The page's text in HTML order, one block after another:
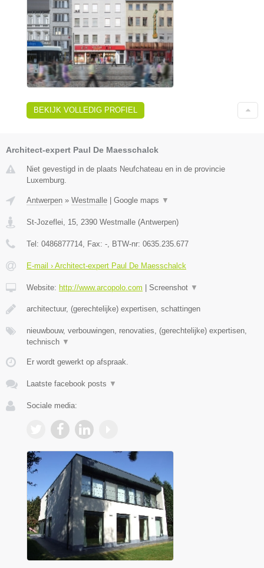
BEKIJK VOLLEDIG PROFIEL
Architect-expert Paul De Maesschalck
Niet gevestigd in de plaats Neufchateau en in de provincie
Luxemburg.
Antwerpen » Westmalle | Google maps ▼
St-Jozeflei, 15 2390 Westmalle (Antwerpen)
Tel: 0486877714 , Fax: - , BTW-nr: 0635.235.677
E-mail › Architect-expert Paul De Maesschalck
Website: http://www.arcopolo.com | Screenshot ▼
architectuur, (gerechtelijke) expertisen, schattingen
nieuwbouw, verbouwingen, renovaties, (gerechtelijke) expertisen,
technisch ▼
Er wordt gewerkt op afspraak.
Laatste facebook posts ▼
Sociale media: